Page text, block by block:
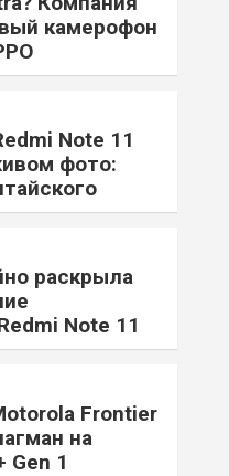
камерофон
Note 11
фото:
раскрыла
Note 11
Frontier
на
Gen 1